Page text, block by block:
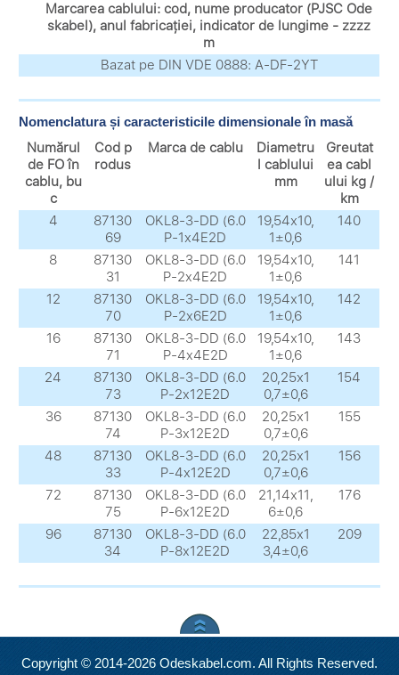
Marcarea cablului: cod, nume producator (PJSC Ode
skabel), anul fabricației, indicator de lungime - zzzz
m
Bazat pe DIN VDE 0888: A-DF-2YT
Nomenclatura și caracteristicile dimensionale în masă
Numărul
de FO în
cablu, bu
c
Cod p
rodus
Marca de cablu
Diametru
l cablului
mm
Greutat
ea cabl
ului kg /
km
4
87130
69
OKL8-3-DD (6.0
P-1x4E2D
19,54х10,
1±0,6
140
8
87130
31
OKL8-3-DD (6.0
P-2x4E2D
19,54х10,
1±0,6
141
12
87130
70
OKL8-3-DD (6.0
P-2x6E2D
19,54х10,
1±0,6
142
16
87130
71
OKL8-3-DD (6.0
P-4x4E2D
19,54х10,
1±0,6
143
24
87130
73
OKL8-3-DD (6.0
P-2x12E2D
20,25х1
0,7±0,6
154
36
87130
74
OKL8-3-DD (6.0
P-3x12E2D
20,25х1
0,7±0,6
155
48
87130
33
OKL8-3-DD (6.0
P-4x12E2D
20,25х1
0,7±0,6
156
72
87130
75
OKL8-3-DD (6.0
P-6x12E2D
21,14х11,
6±0,6
176
96
87130
34
OKL8-3-DD (6.0
P-8x12E2D
22,85х1
3,4±0,6
209
Copyright © 2014-2026 Odeskabel.com. All Rights Reserved.